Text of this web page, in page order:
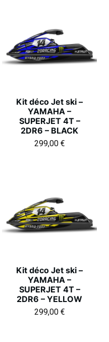
Kit déco Jet ski –
YAMAHA –
SUPERJET 4T –
2DR6 – BLACK
299,00 €
Kit déco Jet ski –
YAMAHA –
SUPERJET 4T –
2DR6 – YELLOW
299,00 €